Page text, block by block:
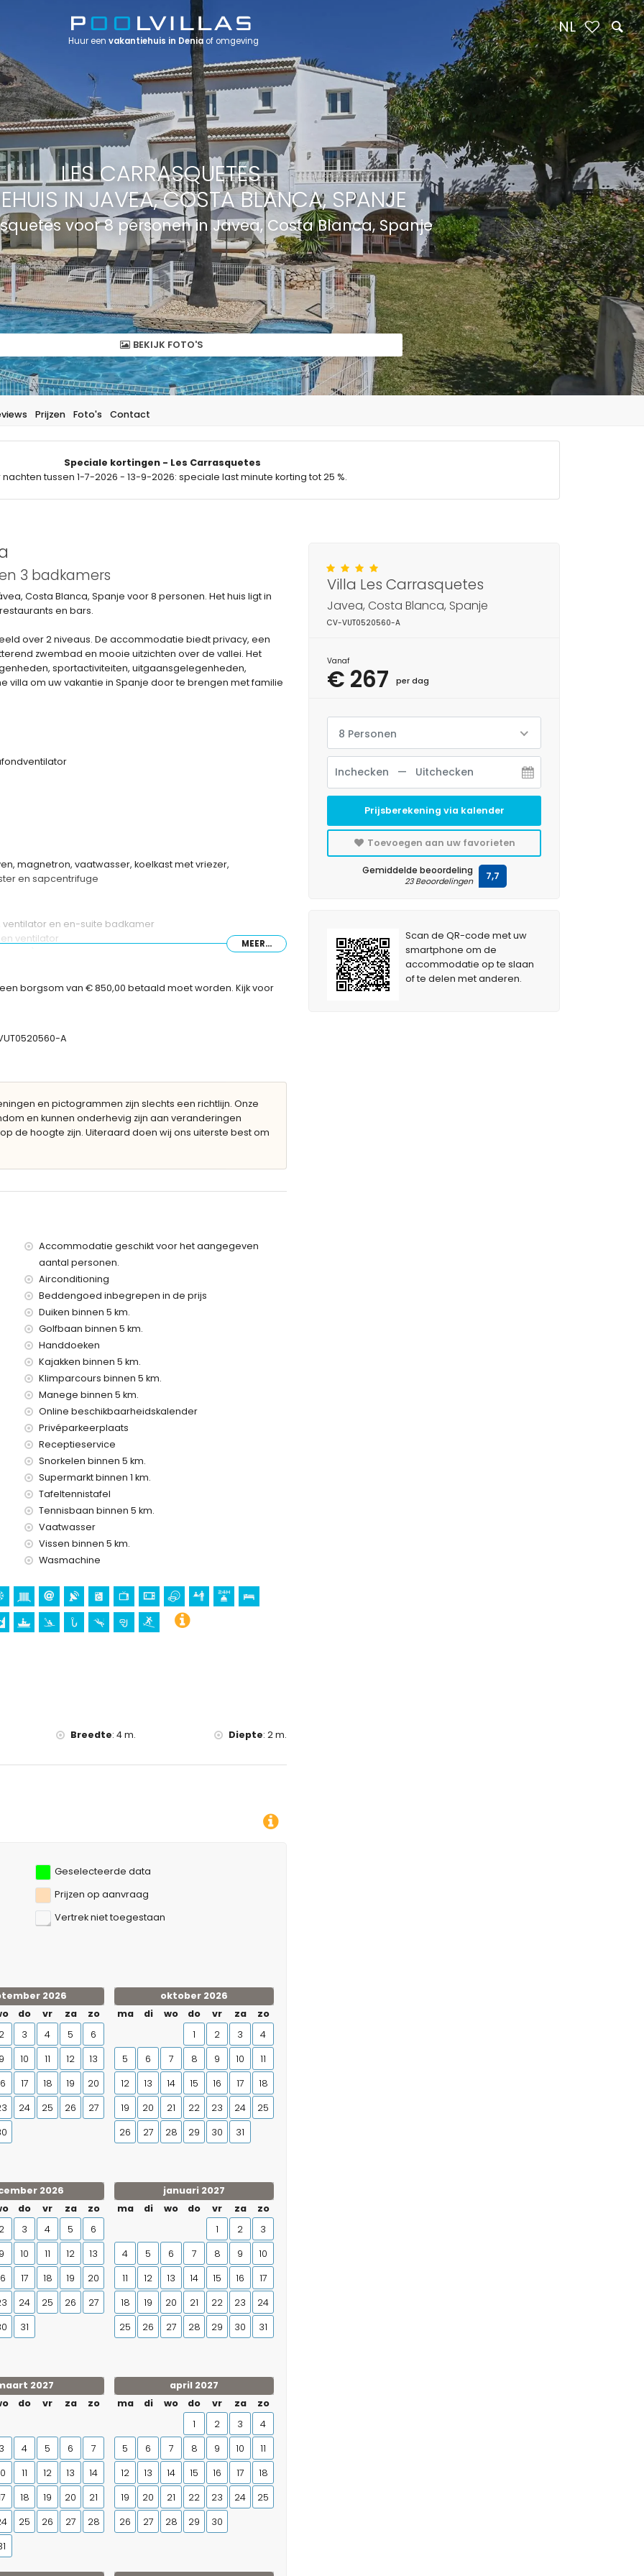
LES CARRASQUETES
IN JAVEA, COSTA BLANCA, SPANJE
voor 8 personen in Javea, Costa Blanca, Spanje
BEKIJK FOTO'S
Prijzen Foto's Contact
Speciale kortingen - Les Carrasquetes
nachten tussen 1-7-2026 - 13-9-2026: speciale last minute korting tot 25 %.
3 badkamers
Costa Blanca, Spanje voor 8 personen. Het huis ligt in
en bars.
over 2 niveaus. De accommodatie biedt privacy, een
zwembad en mooie uitzichten over de vallei. Het
sportactiviteiten, uitgaansgelegenheden,
villa om uw vakantie in Spanje door te brengen met familie
magnetron, vaatwasser, koelkast met vriezer,
en sapcentrifuge
ventilator en en-suite badkamer
ventilator
met ligstoelen
5 kilometer van de villa)
van de villa)
5 kilometer van de villa)
van de villa)
van de villa)
kilometer)
met kinderen
van de villa
in Jávea, Costa Blanca
(Puerto)) (binnen 5 kilometer van het huis)
Blanca
de Loreto, Puerto, Jávea), ruïne (Molinos de Viento, Jávea),
van de accommodatie)
van de accommodatie)
mountainbiken, fietsen, klimmen, kanoën, kajakken,
van de villa)
MEER...
borgsom van € 850,00 betaald moet worden. Kijk voor
A
en pictogrammen zijn slechts een richtlijn. Onze
en kunnen onderhevig zijn aan veranderingen
de hoogte zijn. Uiteraard doen wij ons uiterste best om
Accommodatie geschikt voor het aangegeven
aantal personen.
Airconditioning
Beddengoed inbegrepen in de prijs
Duiken binnen 5 km.
Golfbaan binnen 5 km.
Handdoeken
Kajakken binnen 5 km.
Klimparcours binnen 5 km.
Manege binnen 5 km.
Online beschikbaarheidskalender
Privéparkeerplaats
Receptieservice
Snorkelen binnen 5 km.
Supermarkt binnen 1 km.
Tafeltennistafel
Tennisbaan binnen 5 km.
Vaatwasser
Vissen binnen 5 km.
Wasmachine
Breedte:4 m. Diepte: 2 m.
Geselecteerde data
Prijzen op aanvraag
Vertrek niet toegestaan
2026
do vr za
zo
2 3 4 5
6
9 10 11 12
13
17 18 19
20
24 25 26
27
oktober 2026
ma
di wo do vr za
zo
1
2 3
4
5
6 7 8 9 10
11
12
13 14 15 16 17
18
19
20 21 22 23 24
25
26
27 28 29 30 31
2026
do vr za
zo
2 3 4 5
6
9 10 11 12
13
17 18 19
20
24 25 26
27
31
januari 2027
ma
di wo do vr za
zo
1
2
3
4
5 6 7 8 9
10
11
12 13 14 15 16
17
18
19 20 21 22 23
24
25
26 27 28 29 30 31
2027
do vr za zo
3 4 5 6
7
11 12 13
14
18 19 20
21
25 26 27
28
april 2027
ma
di wo do vr za
zo
1
2 3
4
5
6 7 8 9 10
11
12
13 14 15 16 17
18
19
20 21 22 23 24
25
26
27 28 29 30
Villa Les Carrasquetes
Javea, Costa Blanca, Spanje
CV-VUT0520560-A
Vanaf
€ 267 per dag
8 Personen
Prijsberekening via kalender
Toevoegen aan uw favorieten
Gemiddelde beoordeling
23 Beoordelingen 7,7
Scan de QR-code met uw
smartphone om de
accommodatie op te slaan
of te delen met anderen.
Huur een vakantiehuis in Deniaof omgeving
NL